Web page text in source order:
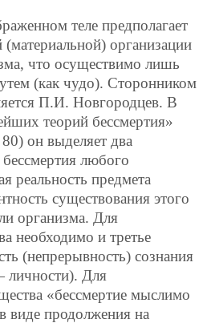
теле предполагает
организации
что осуществимо лишь
(как чудо). Сторонником
П.И. Новгородцев. В
теорий бессмертия»
он выделяет два
любого
реальность предмета
существования этого
организма. Для
необходимо и третье
(непрерывность) сознания
личности). Для
«бессмертие мыслимо
продолжения на